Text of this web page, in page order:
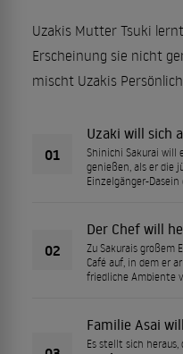
Uzakis Mutter Tsuki
Erscheinung sie nicht
mischt Uzakis
01
Uzaki will sich
Shinichi Sakurai will
genießen, als er die
Einzelgänger-
02
Der Chef will
Zu Sakurais großem
Café auf, in dem er
friedliche Ambiente
Familie Asai
Es stellt sich heraus,